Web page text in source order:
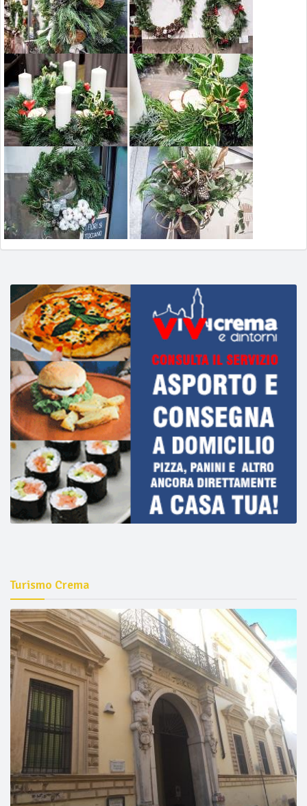
Turismo Crema